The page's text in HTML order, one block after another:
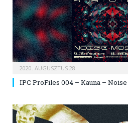
2020. AUGUSZTUS 28.
IPC ProFiles 004 – Kauna –